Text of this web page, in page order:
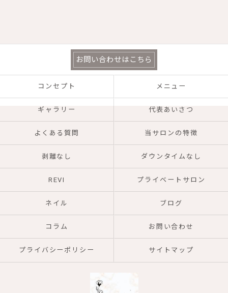
お問い合わせはこちら
コンセプト メニュー
ギャラリー 代表あいさつ
よくある質問 当サロンの特徴
剥離なし ダウンタイムなし
REVI プライベートサロン
ネイル ブログ
コラム お問い合わせ
プライバシーポリシー サイトマップ